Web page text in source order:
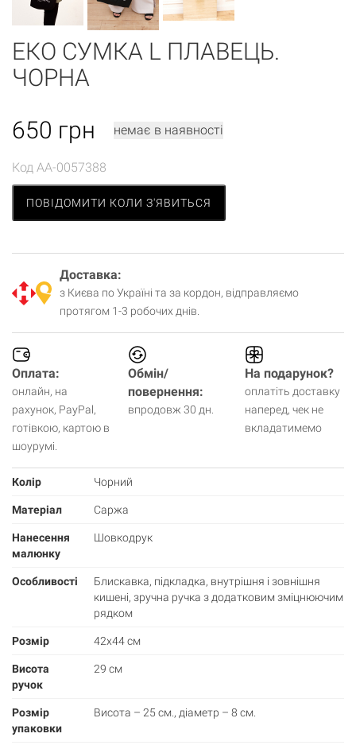
ЕКО СУМКА L ПЛАВЕЦЬ.
ЧОРНА
650 грн немає в наявності
Код AA-0057388
ПОВІДОМИТИ КОЛИ З'ЯВИТЬСЯ
Доставка:
з Києва по Україні та за кордон, відправляємо
протягом 1-3 робочих днів.
Оплата:
онлайн, на
рахунок, PayPal,
готівкою, картою в
шоурумі.
Обмін/
повернення:
впродовж 30 дн.
На подарунок?
оплатіть доставку
наперед, чек не
вкладатимемо
Колір Чорний
Матеріал Саржа
Нанесення
малюнку
Шовкодрук
Особливості
Блискавка, підкладка, внутрішня і зовнішня
кишені, зручна ручка з додатковим зміцнюючим
рядком
Розмір 42х44 см
Висота
ручок
29 см
Розмір
упаковки
Висота – 25 см., діаметр – 8 см.